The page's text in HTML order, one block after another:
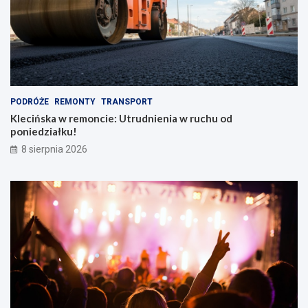
c
a
k
e
m
!
PODRÓŻE REMONTY TRANSPORT
Klecińska w remoncie: Utrudnienia w ruchu od
poniedziałku!
8 sierpnia 2026